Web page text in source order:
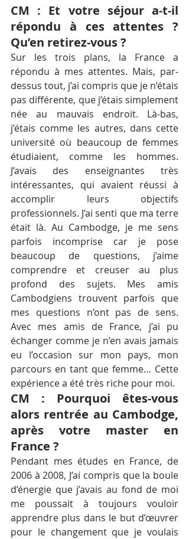
CM : Et votre séjour a-t-il
répondu à ces attentes ?
Qu’en retirez-vous ?
Sur les trois plans, la France a
répondu à mes attentes. Mais, par-
dessus tout, j’ai compris que je n’étais
pas différente, que j’étais simplement
née au mauvais endroit. Là-bas,
j’étais comme les autres, dans cette
université où beaucoup de femmes
étudiaient, comme les hommes.
J’avais des enseignantes très
intéressantes, qui avaient réussi à
accomplir leurs objectifs
professionnels. J’ai senti que ma terre
était là. Au Cambodge, je me sens
parfois incomprise car je pose
beaucoup de questions, j’aime
comprendre et creuser au plus
profond des sujets. Mes amis
Cambodgiens trouvent parfois que
mes questions n’ont pas de sens.
Avec mes amis de France, j’ai pu
échanger comme je n’en avais jamais
eu l’occasion sur mon pays, mon
parcours en tant que femme… Cette
expérience a été très riche pour moi.
CM : Pourquoi êtes-vous
alors rentrée au Cambodge,
après votre master en
France ?
Pendant mes études en France, de
2006 à 2008, J’ai compris que la boule
d’énergie que j’avais au fond de moi
me poussait à toujours vouloir
apprendre plus dans le but d’œuvrer
pour le changement que je voulais